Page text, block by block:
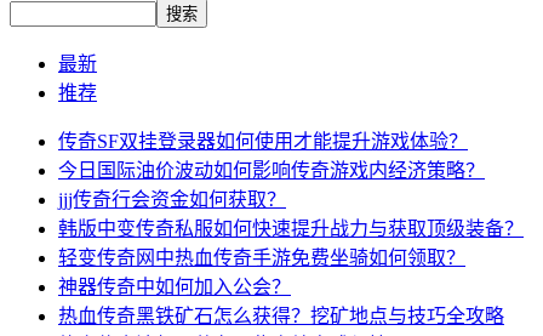
最新
推荐
传奇SF双挂登录器如何使用才能提升游戏体验？
今日国际油价波动如何影响传奇游戏内经济策略？
jjj传奇行会资金如何获取？
韩版中变传奇私服如何快速提升战力与获取顶级装备？
轻变传奇网中热血传奇手游免费坐骑如何领取？
神器传奇中如何加入公会？
热血传奇黑铁矿石怎么获得？挖矿地点与技巧全攻略